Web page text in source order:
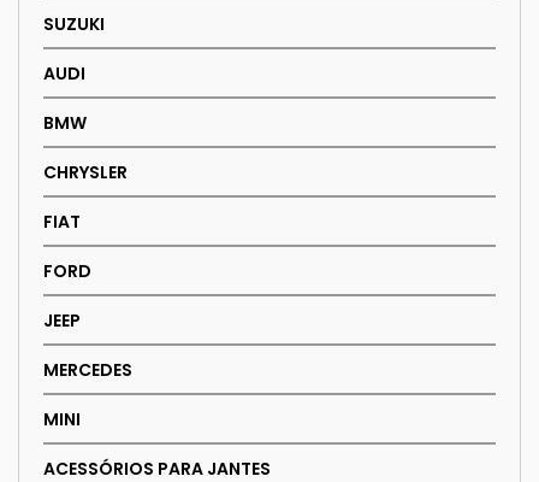
SUZUKI
AUDI
BMW
CHRYSLER
FIAT
FORD
JEEP
MERCEDES
MINI
ACESSÓRIOS PARA JANTES